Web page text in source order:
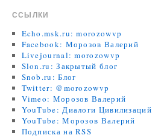
ССЫЛКИ
Echo.msk.ru: morozowvp
Facebook: Морозов Валерий
Livejournal: morozowvp
Slon.ru: Закрытый блог
Snob.ru: Блог
Twitter: @morozowvp
Vimeo: Морозов Валерий
YouTube: Диалоги Цивилизаций
YouTube: Морозов Валерий
Подписка на RSS